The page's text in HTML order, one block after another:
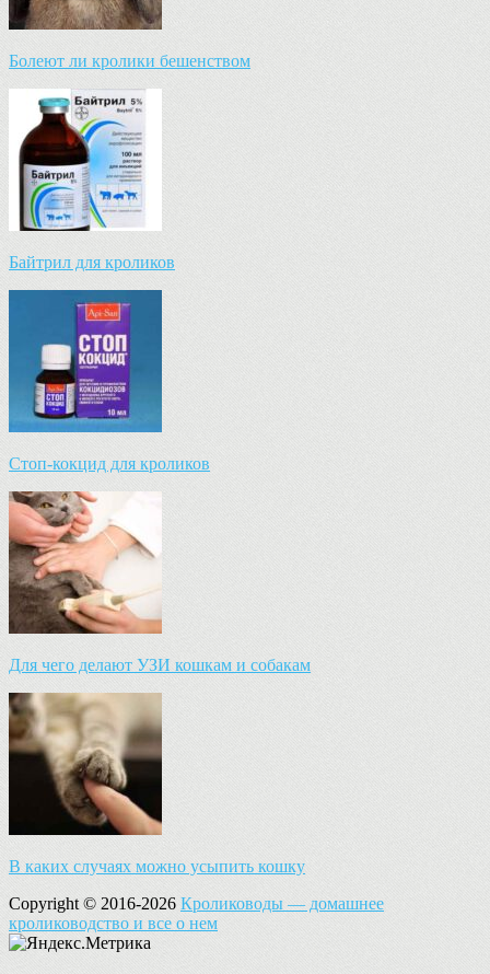
Болеют ли кролики бешенством
Байтрил для кроликов
Стоп-кокцид для кроликов
Для чего делают УЗИ кошкам и собакам
В каких случаях можно усыпить кошку
Copyright © 2016-2026 Кролиководы — домашнее
кролиководство и все о нем